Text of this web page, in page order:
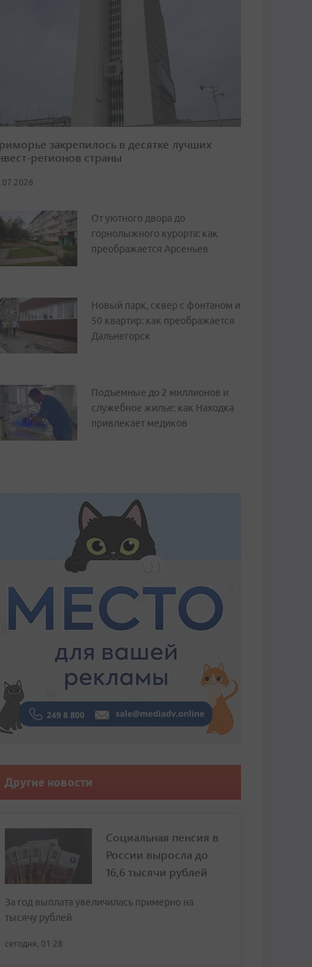
закрепилось в десятке лучших
регионов страны
От уютного двора до
горнолыжного курорта: как
преображается Арсеньев
Новый парк, сквер с фонтаном и
50 квартир: как преображается
Дальнегорск
Подъемные до 2 миллионов и
служебное жилье: как Находка
привлекает медиков
Другие новости
Социальная пенсия в
России выросла до
16,6 тысячи рублей
За год выплата увеличилась примерно на
тысячу рублей
сегодня, 01:28